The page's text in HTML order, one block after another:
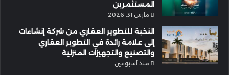
المستثمرين
مارس 31, 2026
النخبة للتطوير العقاري من شركة إنشاءات
إلى علامة رائدة في التطوير العقاري
والتصنيع والتجهيزات المنزلية
منذ أسبوعين